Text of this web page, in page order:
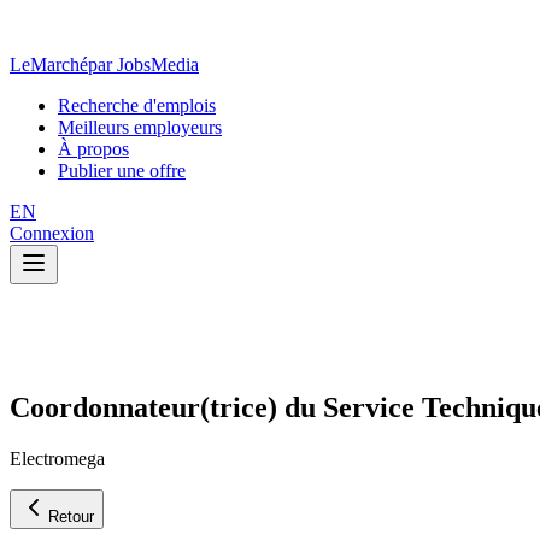
LeMarchépar JobsMedia
Recherche d'emplois
Meilleurs employeurs
À propos
Publier une offre
EN
Connexion
Coordonnateur(trice) du Service
Electromega
Retour